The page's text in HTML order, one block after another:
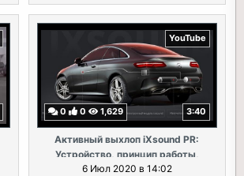
YouTube
0 0 1,629 3:40
Активный выхлоп iXsound PR:
Устройство, принцип работы,
пример установки, отличительные
6 Июл 2020 в 14:02